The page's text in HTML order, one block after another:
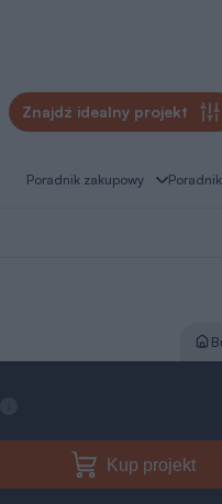
Znajdź idealny projekt
Poradnik zakupowy
Kup projekt